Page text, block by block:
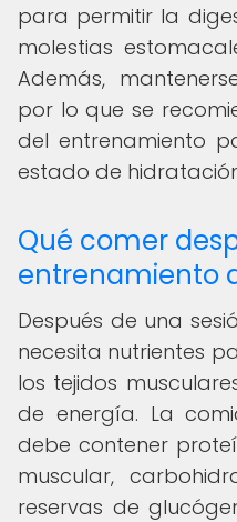
para permitir la
molestias
Además,
por lo que se
del entrenamiento
estado de
Qué comer
entrenamiento
Después de una
necesita nutrientes
los tejidos
de energía. La
debe contener
muscular,
reservas de